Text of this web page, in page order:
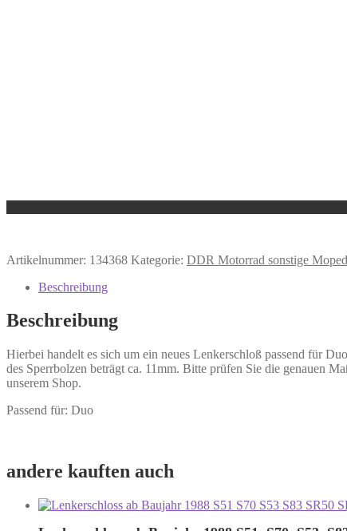
Artikelnummer: 134368 Kategorie: DDR Motorrad sonstige
Beschreibung
Beschreibung
Hierbei handelt es sich um ein neues Lenkerschloß passend für
des Sperrbolzen beträgt ca. 11mm. Bitte prüfen Sie die genauen
unserem Shop.
Passend für: Duo
andere kauften auch